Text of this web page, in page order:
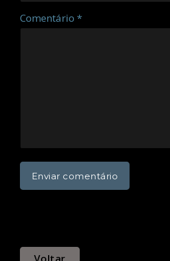
Comentário *